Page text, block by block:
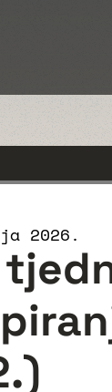
2026.